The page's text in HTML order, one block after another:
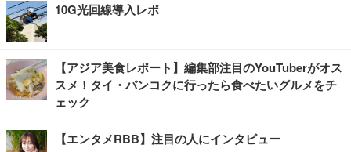
10G光回線導入レポ
【アジア美食レポート】編集部注目のYouTuberがオス
スメ！タイ・バンコクに行ったら食べたいグルメをチ
ェック
【エンタメRBB】注目の人にインタビュー